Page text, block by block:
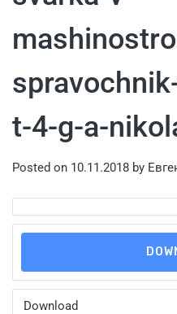
t-4-g-a-
Posted on 10.11.2018 by
Download